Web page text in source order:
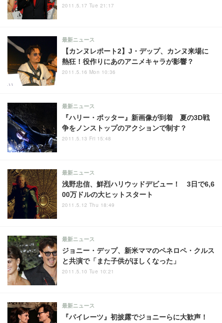
2011.5.17 Tue 21:17
【カンヌレポート2】J・デップ、カンヌ来場に
熱狂！役作りにあのアニメキャラが影響？
最新ニュース
2011.5.16 Mon 10:36
『ハリー・ポッター』新画像が到着 夏の3D戦
争をノンストップのアクションで制す？
最新ニュース
2011.5.13 Fri 15:48
浅野忠信、鮮烈ハリウッドデビュー！ 3日で6,6
00万ドルの大ヒットスタート
最新ニュース
2011.5.12 Thu 18:49
ジョニー・デップ、新米ママのペネロペ・クルス
と共演で「また子供がほしくなった」
最新ニュース
2011.5.10 Tue 10:21
『パイレーツ』初披露でジョニーらに大歓声！
最新ニュース